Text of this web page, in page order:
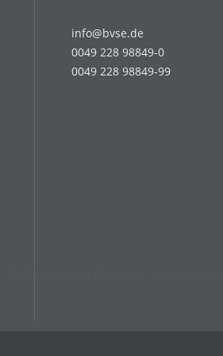
info@bvse.de
0049 228 98849-0
0049 228 98849-99
der Internetseite